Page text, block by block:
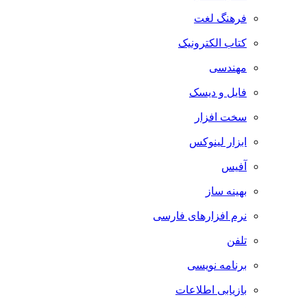
فرهنگ لغت
کتاب الکترونیک
مهندسی
فایل و دیسک
سخت افزار
ابزار لینوکس
آفیس
بهینه ساز
نرم افزارهای فارسی
تلفن
برنامه نویسی
بازیابی اطلاعات